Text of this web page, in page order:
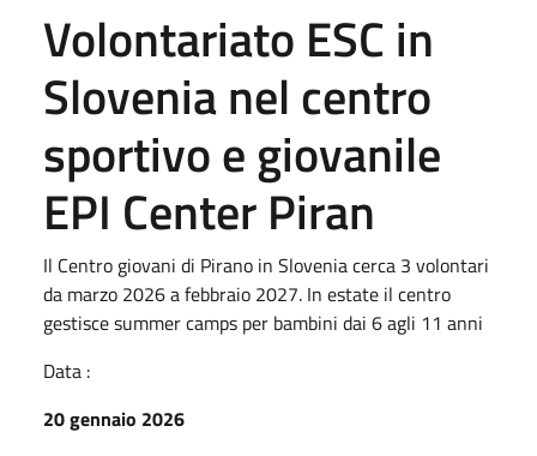
Volontariato ESC in
Slovenia nel centro
sportivo e giovanile
EPI Center Piran
Il Centro giovani di Pirano in Slovenia cerca 3 volontari
da marzo 2026 a febbraio 2027. In estate il centro
gestisce summer camps per bambini dai 6 agli 11 anni
Data :
20 gennaio 2026